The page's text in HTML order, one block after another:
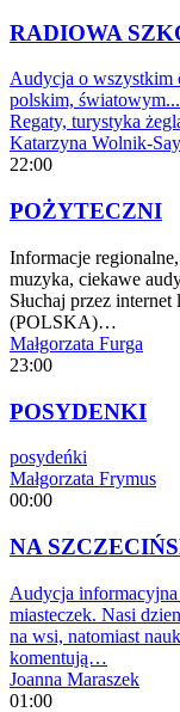
RADIOWA
Audycja o wszystkim
polskim,
Regaty, turystyka
Katarzyna Wolnik-
22:00
POŻYTECZNI
Informacje
muzyka, ciekawe
Słuchaj przez
(POLSKA)…
Małgorzata Furga
23:00
POSYDENKI
posydeńki
Małgorzata Frymus
00:00
NA
Audycja
miasteczek. Nasi
na wsi, natomiast
komentują…
Joanna Maraszek
01:00